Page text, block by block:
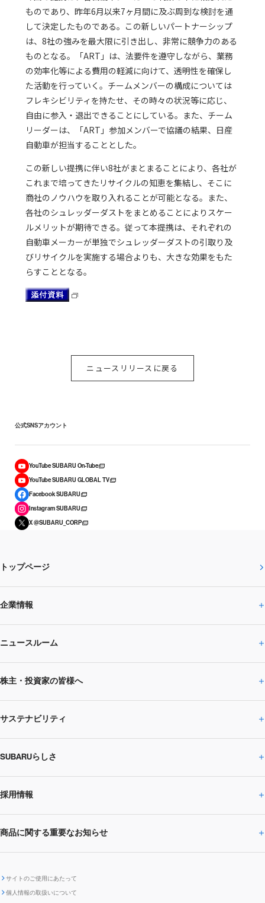
ものであり、昨年6月以来7ヶ月間に及ぶ周到な検討を通
して決定したものである。この新しいパートナーシップ
は、8社の強みを最大限に引き出し、非常に競争力のある
ものとなる。「ART」は、法要件を遵守しながら、業務
の効率化等による費用の軽減に向けて、透明性を確保し
た活動を行っていく。チームメンバーの構成については
フレキシビリティを持たせ、その時々の状況等に応じ、
自由に参入・退出できることにしている。また、チーム
リーダーは、「ART」参加メンバーで協議の結果、日産
自動車が担当することとした。
この新しい提携に伴い8社がまとまることにより、各社が
これまで培ってきたリサイクルの知恵を集結し、そこに
商社のノウハウを取り入れることが可能となる。また、
各社のシュレッダーダストをまとめることによりスケー
ルメリットが期待できる。従って本提携は、それぞれの
自動車メーカーが単独でシュレッダーダストの引取り及
びリサイクルを実施する場合よりも、大きな効果をもた
らすこととなる。
ニュースリリースに戻る
公式SNSアカウント
YouTube SUBARU On-Tube
YouTube SUBARU GLOBAL TV
Facebook SUBARU
Instagram SUBARU
X @SUBARU_CORP
トップページ
企業情報
企業情報トップ
SUBARUのありたい姿
SUBARU 2025方針
事業所・関係会社
ニュースルーム
ニュースルームトップ
ニュースリリース
閉じる
株主・投資家の皆様へ
株主・投資家の皆様へトップ
企業・経営
IRライブラリー
株主・投資家サポート
IRカレンダー
サステナビリティ
サステナビリティトップ
CEOサステナビリティ
環境
ガバナンス
SUBARUらしさ
SUBARUらしさトップ
SUBARUびと
SUBARUデザイン
採用情報
採用情報トップ
商品に関する重要なお知らせ
サイトのご使用にあたって
個人情報の取扱いについて